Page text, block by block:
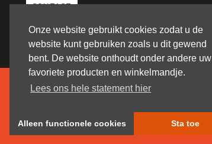
Onze website gebruikt cookies zodat u de
website kunt gebruiken zoals u dit gewend
bent. De website onthoudt onder andere uw
favoriete producten en winkelmandje.
Lees ons hele statement hier
Alleen functionele cookies Sta toe
CONTACT